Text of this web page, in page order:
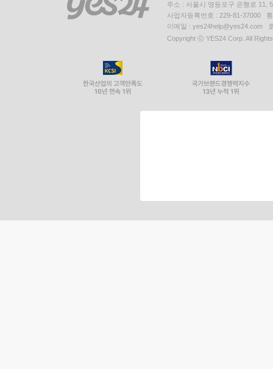
주소 : 서울시 영등포구 은행로 11,
사업자등록번호 : 229-81-37000
이메일 : yes24help@yes24.com
Copyright ⓒ YES24 Corp. All